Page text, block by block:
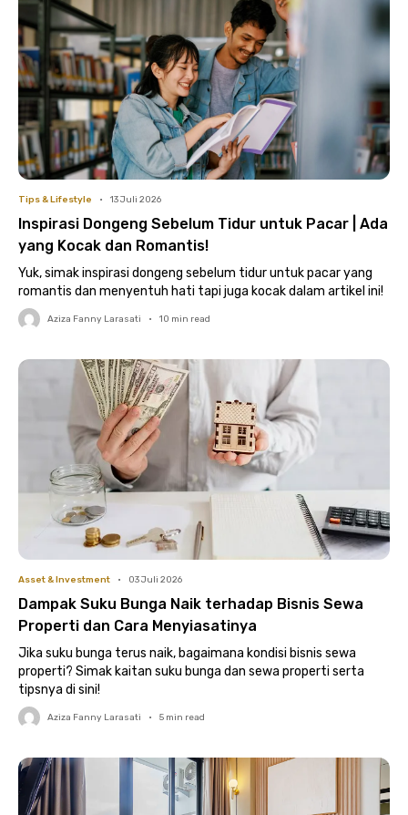
Tips & Lifestyle • 13 Juli 2026
Inspirasi Dongeng Sebelum Tidur untuk Pacar | Ada
yang Kocak dan Romantis!
Yuk, simak inspirasi dongeng sebelum tidur untuk pacar yang
romantis dan menyentuh hati tapi juga kocak dalam artikel ini!
Aziza Fanny Larasati • 10 min read
Asset & Investment • 03 Juli 2026
Dampak Suku Bunga Naik terhadap Bisnis Sewa
Properti dan Cara Menyiasatinya
Jika suku bunga terus naik, bagaimana kondisi bisnis sewa
properti? Simak kaitan suku bunga dan sewa properti serta
tipsnya di sini!
Aziza Fanny Larasati • 5 min read